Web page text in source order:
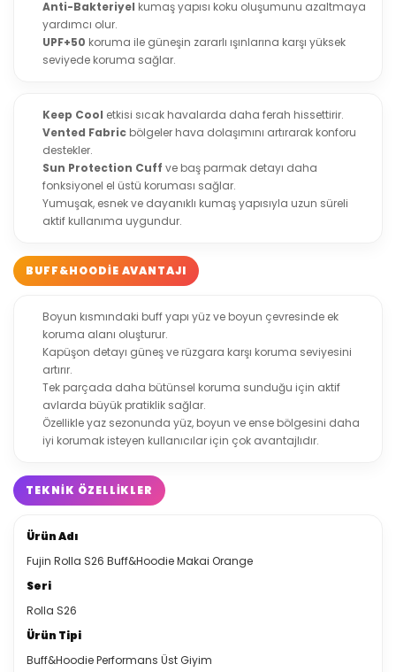
Anti-Bakteriyel kumaş yapısı koku oluşumunu azaltmaya
yardımcı olur.
UPF+50 koruma ile güneşin zararlı ışınlarına karşı yüksek
seviyede koruma sağlar.
Keep Cool etkisi sıcak havalarda daha ferah hissettirir.
Vented Fabric bölgeler hava dolaşımını artırarak konforu
destekler.
Sun Protection Cuff ve baş parmak detayı daha
fonksiyonel el üstü koruması sağlar.
Yumuşak, esnek ve dayanıklı kumaş yapısıyla uzun süreli
aktif kullanıma uygundur.
BUFF&HOODIE AVANTAJI
Boyun kısmındaki buff yapı yüz ve boyun çevresinde ek
koruma alanı oluşturur.
Kapüşon detayı güneş ve rüzgara karşı koruma seviyesini
artırır.
Tek parçada daha bütünsel koruma sunduğu için aktif
avlarda büyük pratiklik sağlar.
Özellikle yaz sezonunda yüz, boyun ve ense bölgesini daha
iyi korumak isteyen kullanıcılar için çok avantajlıdır.
TEKNIK ÖZELLIKLER
Ürün Adı
Fujin Rolla S26 Buff&Hoodie Makai Orange
Seri
Rolla S26
Ürün Tipi
Buff&Hoodie Performans Üst Giyim